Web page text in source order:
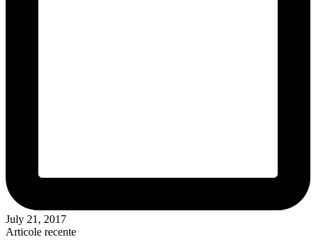
July 21, 2017
Articole recente